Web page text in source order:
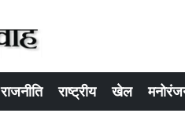
राजनीति राष्ट्रीय खेल